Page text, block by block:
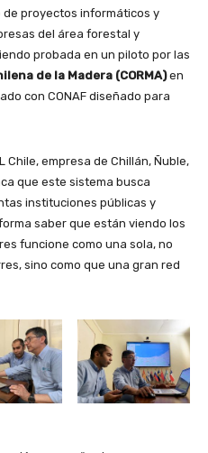
proyectos informáticos y
del área forestal y
probada en un piloto por las
de la Madera (CORMA)en
con CONAF diseñado para
Chile, empresa de Chillán, Ñuble,
que este sistema busca
instituciones públicas y
saber que están viendo los
funcione como una sola, no
sino como que una gran red